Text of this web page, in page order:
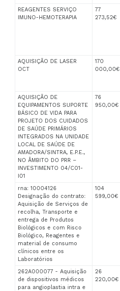
REAGENTES SERVIÇO
IMUNO-HEMOTERAPIA
77
273,52€
AQUISIÇÃO DE LASER
OCT
170
000,00€
AQUISIÇÃO DE
EQUIPAMENTOS SUPORTE
BÁSICO DE VIDA PARA
PROJETO DOS CUIDADOS
DE SAÚDE PRIMÁRIOS
INTEGRADOS NA UNIDADE
LOCAL DE SAÚDE DE
AMADORA/SINTRA, E.P.E.,
NO ÂMBITO DO PRR –
INVESTIMENTO 04/C01-
I01
76
950,00€
rna: 10004126
Designação do contrato:
Aquisição de Serviços de
recolha, Transporte e
entrega de Produtos
Biológicos e com Risco
Biológico, Reagentes e
material de consumo
clínicos entre os
Laboratórios
104
599,00€
262A000077 - Aquisição
de dispositivos médicos
para angioplastia intra e
26
220,00€